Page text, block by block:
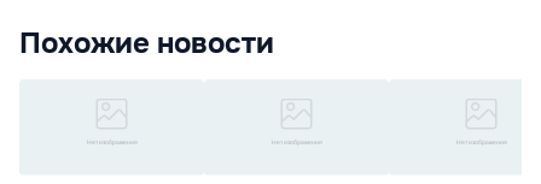
Похожие новости